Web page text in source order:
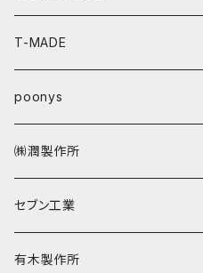
T-MADE
poonys
㈱潤製作所
セブン工業
有木製作所